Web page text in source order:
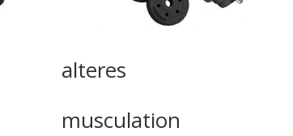
alteres
musculation